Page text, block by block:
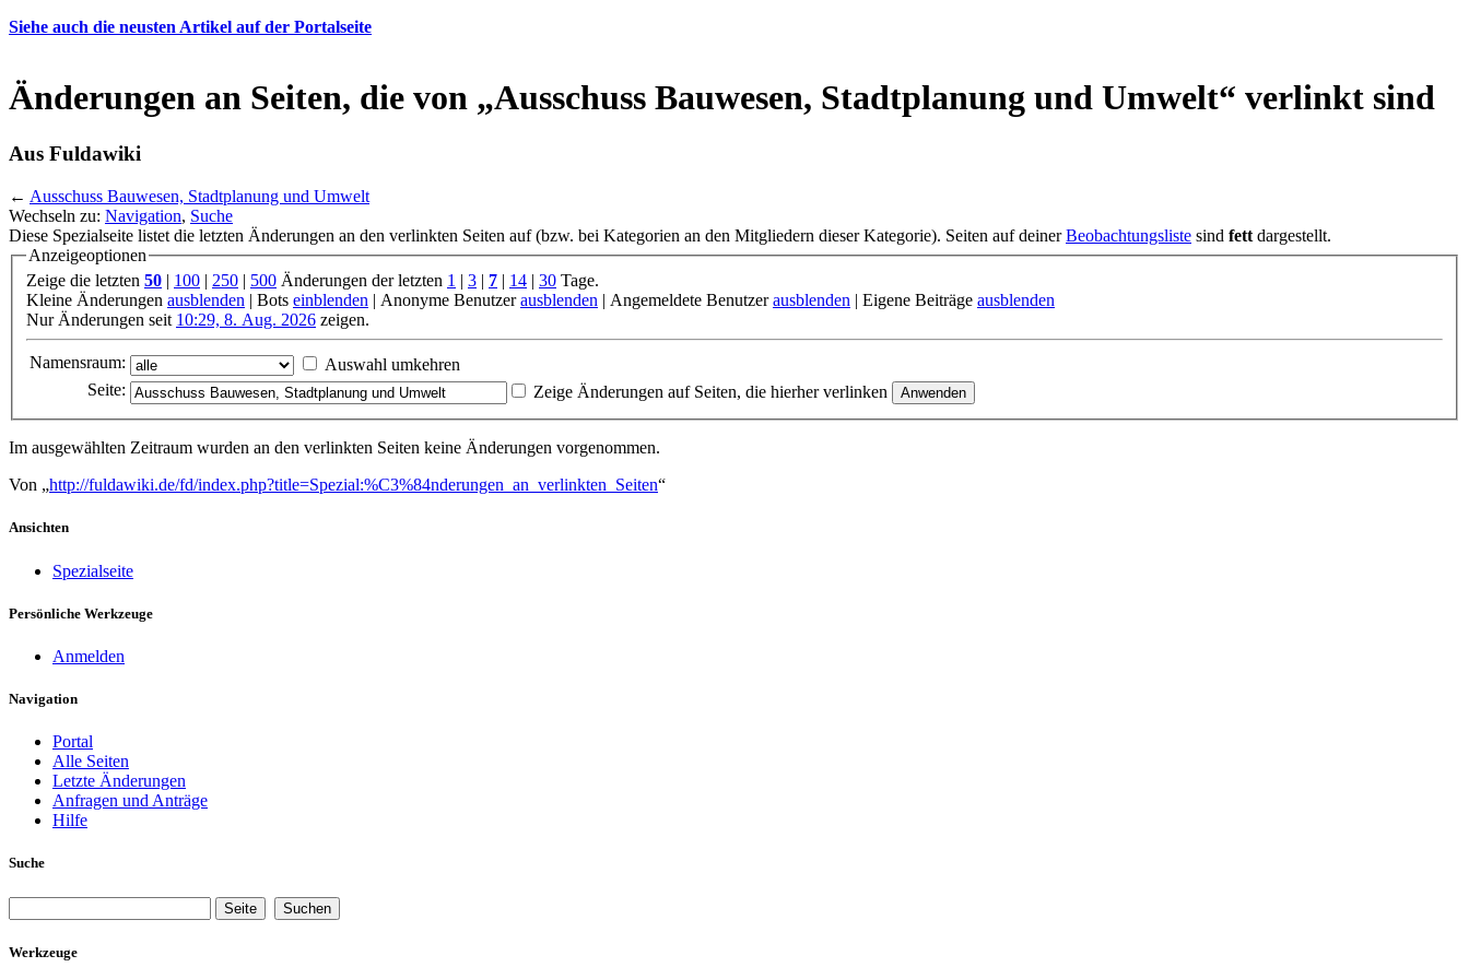
Siehe auch die neusten Artikel auf der Portalseite
Änderungen an Seiten, die von „Ausschuss Bauwesen, Stadtplanung und Umwelt“ verlinkt sind
Aus Fuldawiki
← Ausschuss Bauwesen, Stadtplanung und Umwelt
Wechseln zu: Navigation, Suche
Diese Spezialseite listet die letzten Änderungen an den verlinkten Seiten auf (bzw. bei Kategorien an den Mitgliedern dieser Kategorie). Seiten auf deinerBeobachtungsliste sind fett dargestellt.
Anzeigeoptionen
Zeige die letzten 50 | 100 | 250 | 500 Änderungen der letzten 1 | 3 | 7 | 14 | 30 Tage.
Kleine Änderungen ausblenden | Bots einblenden | Anonyme Benutzerausblenden | Angemeldete Benutzerausblenden | Eigene Beiträge ausblenden
Nur Änderungen seit 10:29, 8. Aug. 2026 zeigen.
Namensraum:
Auswahl umkehren
Seite:
Zeige Änderungen auf Seiten, die hierher verlinken
Im ausgewählten Zeitraum wurden an den verlinkten Seiten keine Änderungen vorgenommen.
Von „http://fuldawiki.de/fd/index.php?title=Spezial:%C3%84nderungen_an_verlinkten_Seiten“
Ansichten
Spezialseite
Persönliche Werkzeuge
Anmelden
Navigation
Portal
Alle Seiten
Letzte Änderungen
Anfragen und Anträge
Hilfe
Suche
Werkzeuge